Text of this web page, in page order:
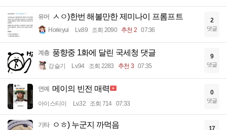
유머 ㅅㅇ)한번 해볼만한 제미나이 프롬프트
Horieyui Lv.89 조회 2090 추천 2 07:36
2
댓글
계층 풍향중 1화에 달린 국세청 댓글
강슬기 Lv.94 조회 2283 추천 3 07:35
9
댓글
연예 메이의 빈전 매력
아이스티이 Lv.32 조회 714 07:33
0
댓글
기타 ㅇㅎ) 누군지 까먹음 17